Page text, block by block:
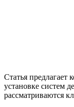
Статья предлагает комплексное руководство по выбору и
установке систем
рассматриваются